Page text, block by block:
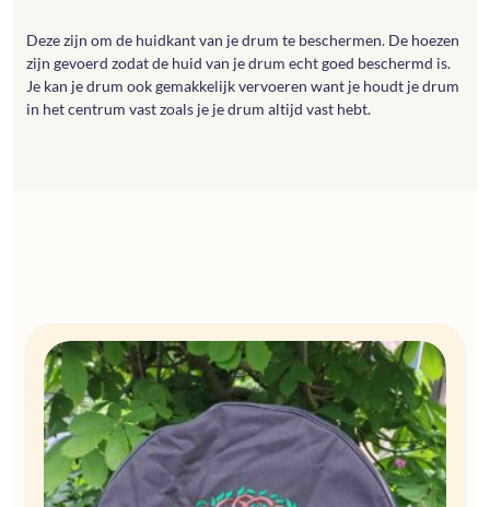
Deze zijn om de huidkant van je drum te beschermen. De hoezen
zijn gevoerd zodat de huid van je drum echt goed beschermd is.
Je kan je drum ook gemakkelijk vervoeren want je houdt je drum
in het centrum vast zoals je je drum altijd vast hebt.